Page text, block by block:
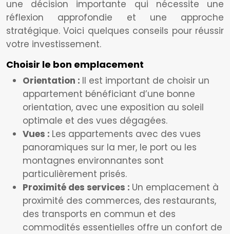
une décision importante qui nécessite une
réflexion approfondie et une approche
stratégique. Voici quelques conseils pour réussir
votre investissement.
Choisir le bon emplacement
Orientation : Il est important de choisir un
appartement bénéficiant d’une bonne
orientation, avec une exposition au soleil
optimale et des vues dégagées.
Vues : Les appartements avec des vues
panoramiques sur la mer, le port ou les
montagnes environnantes sont
particulièrement prisés.
Proximité des services : Un emplacement à
proximité des commerces, des restaurants,
des transports en commun et des
commodités essentielles offre un confort de